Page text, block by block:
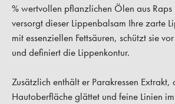
% wertvollen pflanzlichen Ölen aus Raps
versorgt dieser Lippenbalsam Ihre zarte
mit essenziellen Fettsäuren, schützt sie
und definiert die Lippenkontur.
Zusätzlich enthält er Parakressen
Hautoberfläche glättet und feine Linien